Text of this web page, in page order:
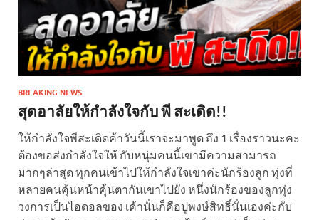
BREAKING NEWS
สุดอาลัยให้กำลังใจกับ พี สะเดิด!!
ให้กำลังใจพีสะเดิดค้าวันนี้เราจะมาพูด ถึง 1 เรื่องราวนะคะ
ต้องขอส่งกำลังใจให้ กับหนุ่มคนนี้เขามีความสามารถ
มากๆล่าสุด ทุกคนเข้าไปให้กำลังใจเขาค่ะนักร้องลูก ทุ่งที่
หลายคนคุ้นหน้าคุ้นตากันเขาไปยัง หนึ่งนักร้องของลูกทุ่ง
วงการเป็นไอดอลของ เค้านั่นก็คือปูพงษ์สิทธิ์นั่นเองค่ะกับ